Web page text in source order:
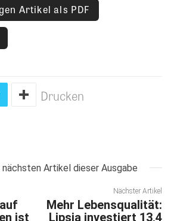
Artikel als PDF
Drucken
nächsten Artikel dieser Ausgabe
ist
Nächster Artikel
Mehr Lebensqualität:
Lipsia investiert 13,4